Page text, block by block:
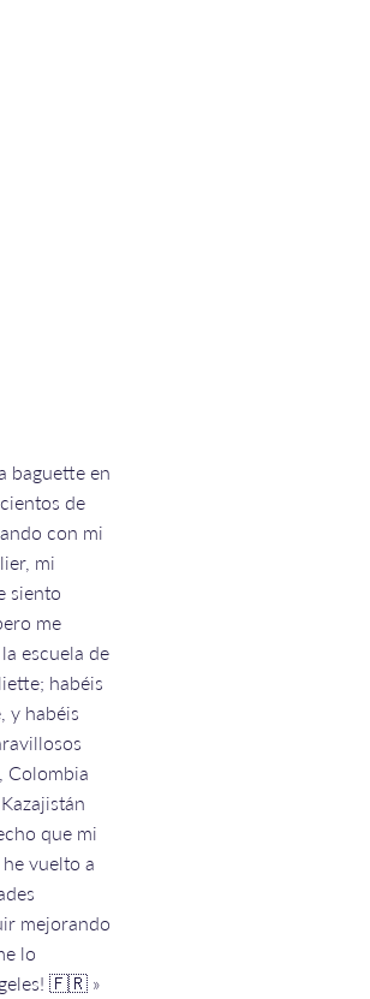
baguette en
de
con mi
mi
siento
me
escuela de
habéis
y habéis
que mi
vuelto a
mejorando
lo
🇫🇷 »